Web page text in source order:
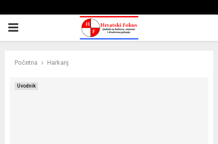
PRIMARY
Početna Harkanj
Uvodnik